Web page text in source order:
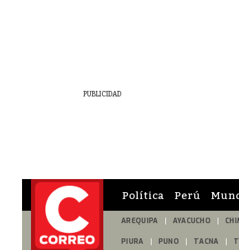
Política Perú
AREQUIPA AYACUCHO
PIURA PUNO TACNA